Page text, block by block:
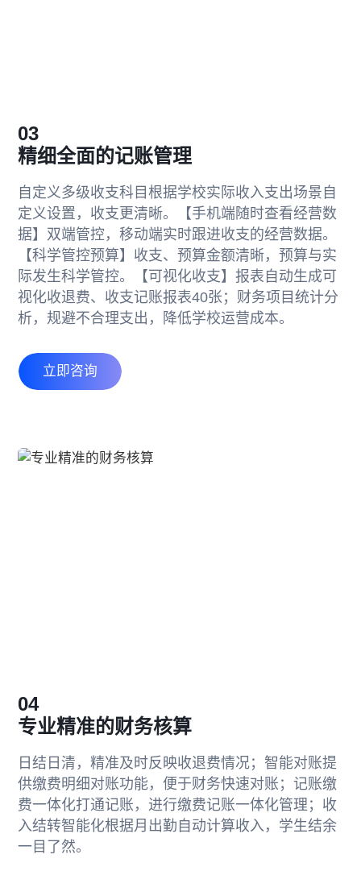
03
精细全面的记账管理
自定义多级收支科目根据学校实际收入支出场景自
定义设置，收支更清晰。
【手机端随时查看经营数
据】 双端管控，移动端实时跟进收支的经营数据。
【科学管控预算】 收支、预算金额清晰，预算与实
际发生科学管控。
【可视化收支】报表自动生成可
视化收退费、收支记账报表40张；财务项目统计分
析，规避不合理支出，降低学校运营成本。
立即咨询
04
专业精准的财务核算
日结日清，精准及时反映收退费情况；智能对账提
供缴费明细对账功能，便于财务快速对账；记账缴
费一体化打通记账，进行缴费记账一体化管理；收
入结转智能化根据月出勤自动计算收入，学生结余
一目了然。